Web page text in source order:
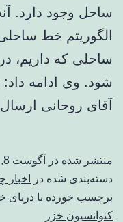
الگوریتم خط
ساحلی که داریم،
آقای روحانی
منتشر شده در
آگوست 8, 2026
دسته‌بندی شده در
اخبار
برچسب خورده با دریای
کنوانسیون خزر